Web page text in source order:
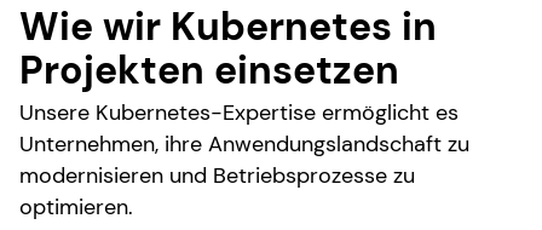
Wie wir Kubernetes in
Projekten einsetzen
Unsere Kubernetes-Expertise ermöglicht es
Unternehmen, ihre Anwendungslandschaft zu
modernisieren und Betriebsprozesse zu
optimieren.